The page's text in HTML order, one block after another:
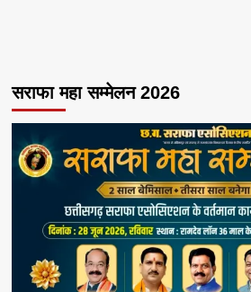
सराफा महा सम्मेलन 2026